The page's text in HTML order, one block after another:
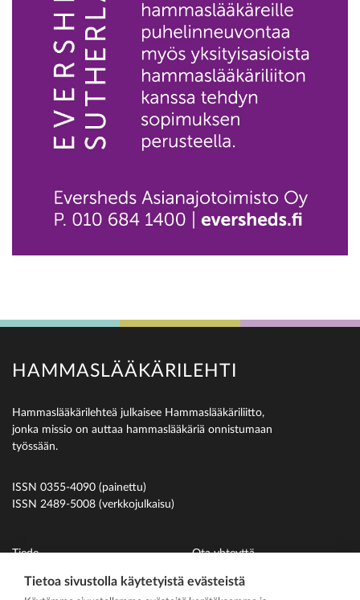
HAMMASLÄÄKÄRILEHTI
Hammaslääkärilehteä julkaisee Hammaslääkäriliitto,
jonka missio on auttaa hammaslääkäriä onnistumaan
työssään.
ISSN 0355-4090 (painettu)
ISSN 2489-5008 (verkkojulkaisu)
Tiede
Uutiset
Ota yhteyttä
Suomen Hammaslääkäriliitto
Tietoa sivustolla käytetyistä evästeistä